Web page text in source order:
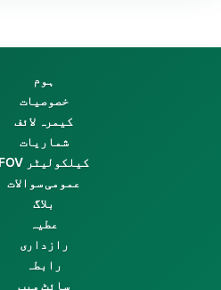
ہوم
خصوصیات
کیمرہ لائف
شماریات
FOV کیلکولیٹر
عمومی سوالات
بلاگ
عطیہ
رازداری
رابطہ
سائٹ میپ